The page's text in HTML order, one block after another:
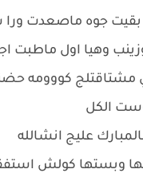
جوه ماصعدت ورا
وهيا اول ماطبت
كووومه
الكل
عليج انشالله
كولش